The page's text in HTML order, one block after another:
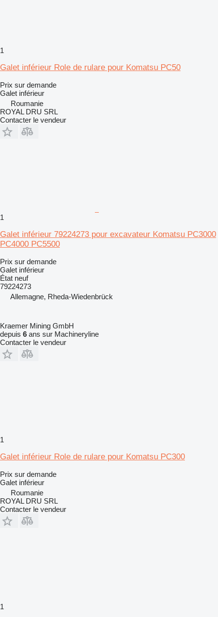
1
Galet inférieur Role de rulare pour Komatsu PC50
Prix sur demande
Galet inférieur
Roumanie
ROYAL DRU SRL
Contacter le vendeur
1
Galet inférieur 79224273 pour excavateur Komatsu PC3000
PC4000 PC5500
Prix sur demande
Galet inférieur
État neuf
79224273
Allemagne, Rheda-Wiedenbrück
Kraemer Mining GmbH
depuis 6 ans sur Machineryline
Contacter le vendeur
1
Galet inférieur Role de rulare pour Komatsu PC300
Prix sur demande
Galet inférieur
Roumanie
ROYAL DRU SRL
Contacter le vendeur
1